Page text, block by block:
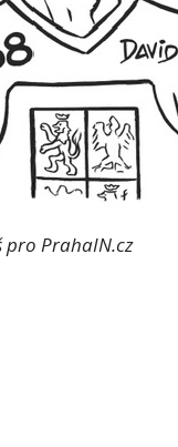
pro PrahaIN.cz